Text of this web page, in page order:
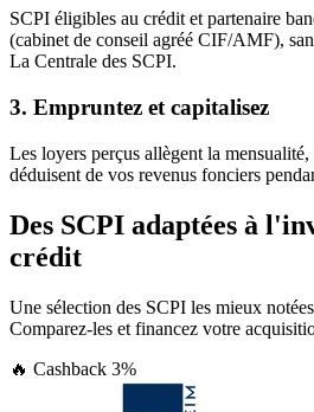
SCPI éligibles au crédit et partenaire
(cabinet de conseil agréé CIF/AMF),
La Centrale des SCPI.
3. Empruntez et capitalisez
Les loyers perçus allègent la
déduisent de vos revenus fonciers
Des SCPI adaptées à
crédit
Une sélection des SCPI les mieux
Comparez-les et financez votre
🔥 Cashback 3%